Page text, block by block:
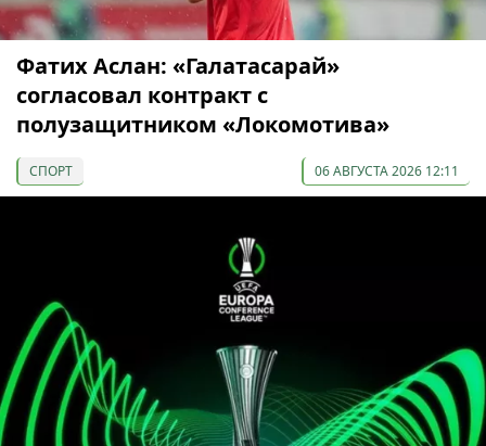
Фатих Аслан: «Галатасарай»
согласовал контракт с
полузащитником «Локомотива»
СПОРТ 06 АВГУСТА 2026 12:11